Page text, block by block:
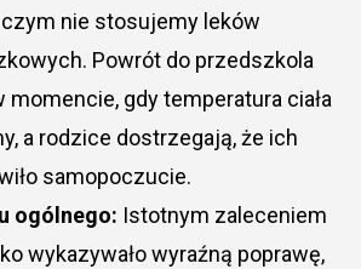
nie stosujemy leków
Powrót do przedszkola
gdy temperatura ciała
a rodzice dostrzegają, że ich
samopoczucie.
ogólnego: Istotnym zaleceniem
wykazywało wyraźną poprawę,